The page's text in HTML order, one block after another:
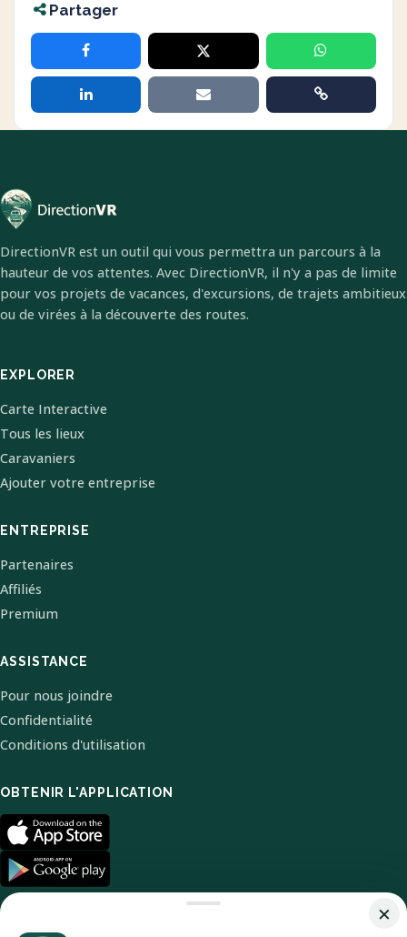
Partager
DirectionVR est un outil qui vous permettra un parcours à la
hauteur de vos attentes. Avec DirectionVR, il n'y a pas de limite
pour vos projets de vacances, d'excursions, de trajets ambitieux
ou de virées à la découverte des routes.
EXPLORER
Carte Interactive
Tous les lieux
Caravaniers
Ajouter votre entreprise
ENTREPRISE
Partenaires
Affiliés
Premium
ASSISTANCE
Pour nous joindre
Confidentialité
Conditions d'utilisation
OBTENIR L'APPLICATION
×